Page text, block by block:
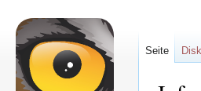
Seite